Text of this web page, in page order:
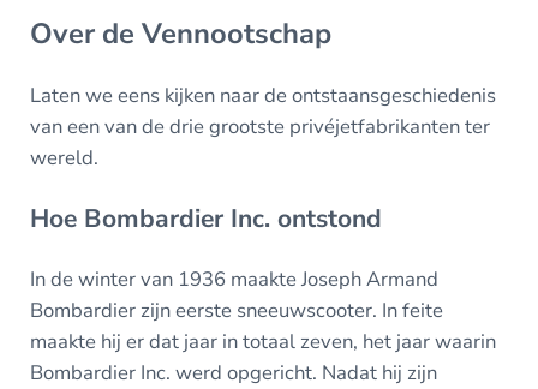
Over de Vennootschap
Laten we eens kijken naar de ontstaansgeschiedenis
van een van de drie grootste privéjetfabrikanten ter
wereld.
Hoe Bombardier Inc. ontstond
In de winter van 1936 maakte Joseph Armand
Bombardier zijn eerste sneeuwscooter. In feite
maakte hij er dat jaar in totaal zeven, het jaar waarin
Bombardier Inc. werd opgericht. Nadat hij zijn